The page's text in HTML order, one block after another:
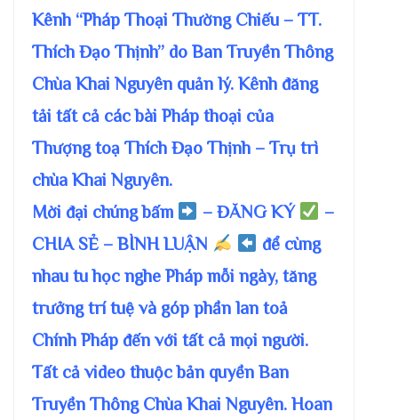
Kênh “Pháp Thoại Thường Chiếu – TT.
Thích Đạo Thịnh” do Ban Truyền Thông
Chùa Khai Nguyên quản lý. Kênh đăng
tải tất cả các bài Pháp thoại của
Thượng toạ Thích Đạo Thịnh – Trụ trì
chùa Khai Nguyên.
Mời đại chúng bấm
– ĐĂNG KÝ
–
CHIA SẺ – BÌNH LUẬN
để cùng
nhau tu học nghe Pháp mỗi ngày, tăng
trưởng trí tuệ và góp phần lan toả
Chính Pháp đến với tất cả mọi người.
Tất cả video thuộc bản quyền Ban
Truyền Thông Chùa Khai Nguyên. Hoan